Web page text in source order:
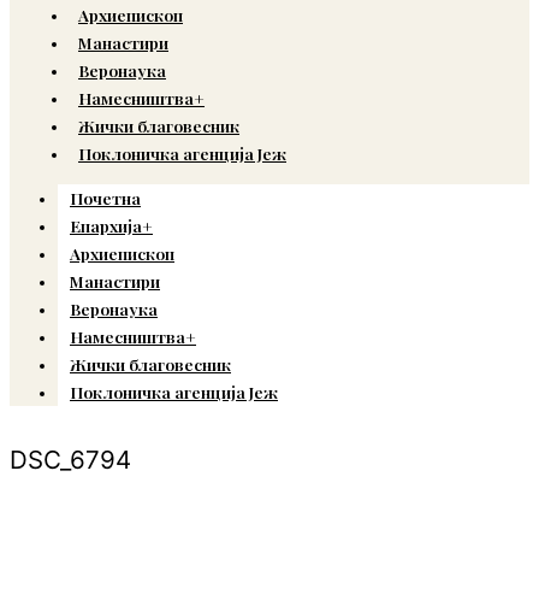
Архиепископ
Манастири
Веронаука
Намесништва+
Жички благовесник
Поклоничка агенција Јеж
Почетна
Епархија+
Архиепископ
Манастири
Веронаука
Намесништва+
Жички благовесник
Поклоничка агенција Јеж
DSC_6794